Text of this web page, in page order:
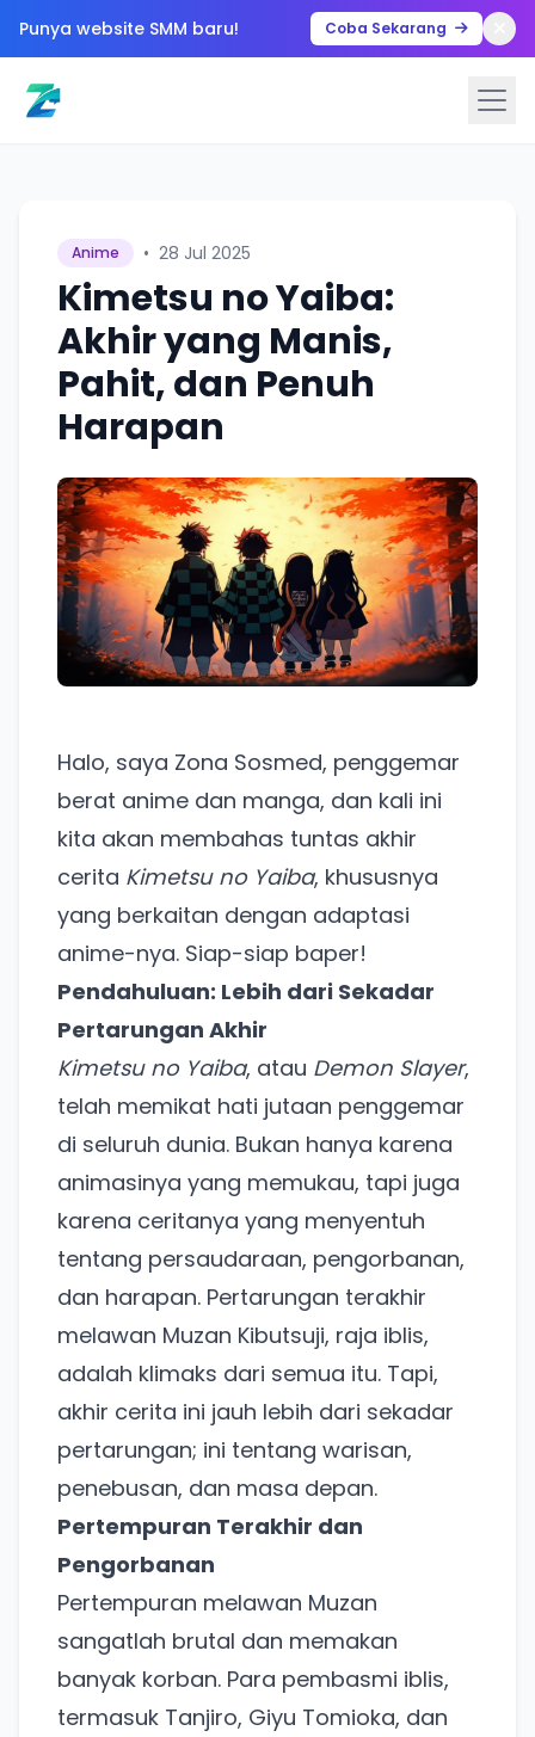
Punya website SMM baru! Coba Sekarang
Anime • 28 Jul 2025
Kimetsu no Yaiba:
Akhir yang Manis,
Pahit, dan Penuh
Harapan
Halo, saya Zona Sosmed, penggemar
berat anime dan manga, dan kali ini
kita akan membahas tuntas akhir
cerita Kimetsu no Yaiba, khususnya
yang berkaitan dengan adaptasi
anime-nya. Siap-siap baper!
Pendahuluan: Lebih dari Sekadar
Pertarungan Akhir
Kimetsu no Yaiba, atau Demon Slayer,
telah memikat hati jutaan penggemar
di seluruh dunia. Bukan hanya karena
animasinya yang memukau, tapi juga
karena ceritanya yang menyentuh
tentang persaudaraan, pengorbanan,
dan harapan. Pertarungan terakhir
melawan Muzan Kibutsuji, raja iblis,
adalah klimaks dari semua itu. Tapi,
akhir cerita ini jauh lebih dari sekadar
pertarungan; ini tentang warisan,
penebusan, dan masa depan.
Pertempuran Terakhir dan
Pengorbanan
Pertempuran melawan Muzan
sangatlah brutal dan memakan
banyak korban. Para pembasmi iblis,
termasuk Tanjiro, Giyu Tomioka, dan